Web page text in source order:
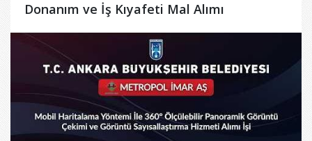
Donanım ve İş Kıyafeti Mal Alımı